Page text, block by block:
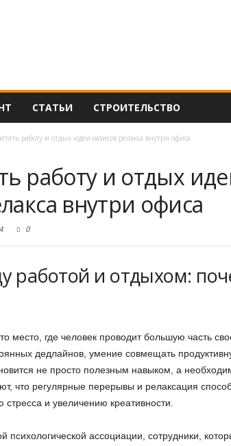
СТАТЬИ СТРОИТЕЛЬСТВО
работу и отдых идеи оазисов релакса внутри офиса
работу и отдых
внутри офиса
0
работой и отдыхом:
где человек проводит большую часть
дедлайнов, умение совмещать
не просто полезным навыком, а
что регулярные перерывы и релаксация
и увеличению креативности.
психологической ассоциации, сотрудники,